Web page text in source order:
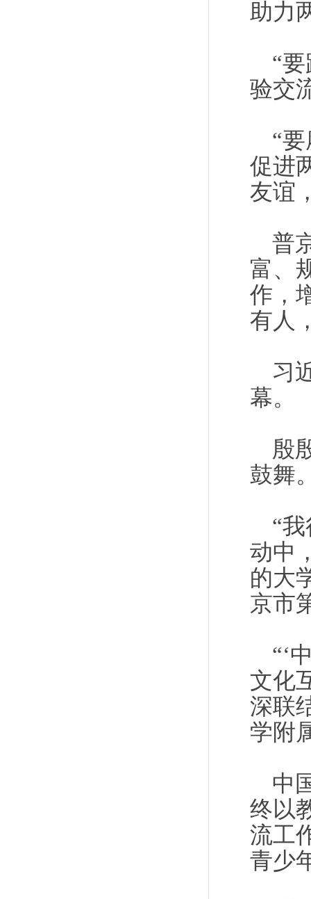
助力
“
验交
“
促进
友谊
普
富、
作，
有人
习
幕。
殷
鼓舞
“
动中
的大
京市
“‘
文化
深联
学附
中
终以
流工
青少